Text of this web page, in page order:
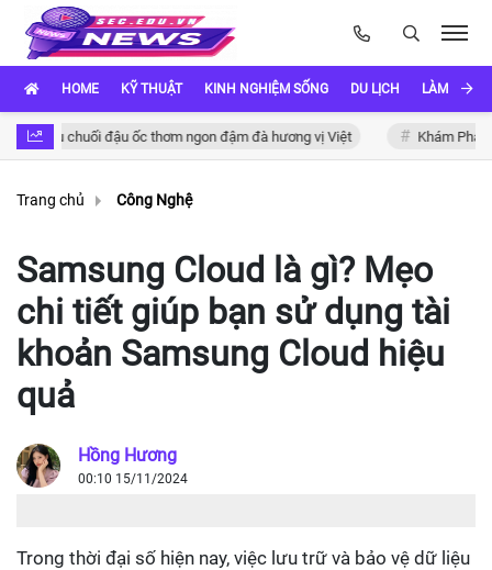
HOME KỸ THUẬT KINH NGHIỆM SỐNG DU LỊCH LÀM ĐẸP
chuối đậu ốc thơm ngon đậm đà hương vị Việt Khám Phá Cách
Trang chủ Công Nghệ
Samsung Cloud là gì? Mẹo
chi tiết giúp bạn sử dụng tài
khoản Samsung Cloud hiệu
quả
Hồng Hương
00:10 15/11/2024
Trong thời đại số hiện nay, việc lưu trữ và bảo vệ dữ liệu